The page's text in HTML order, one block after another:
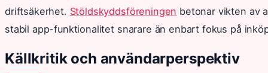
driftsäkerhet. Stöldskyddsföreningen betonar vikten av
stabil app-funktionalitet snarare än enbart fokus på
Källkritik och användarperspektiv